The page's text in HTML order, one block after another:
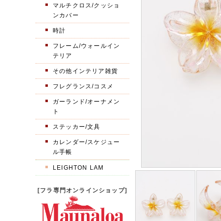
マルチクロス/クッショ
ンカバー
時計
フレーム/ウォールイン
テリア
その他インテリア雑貨
フレグランス/コスメ
ガーランド/オーナメン
ト
ステッカー/文具
カレンダー/スケジュー
ル手帳
LEIGHTON LAM
[フラ専門オンラインショップ]